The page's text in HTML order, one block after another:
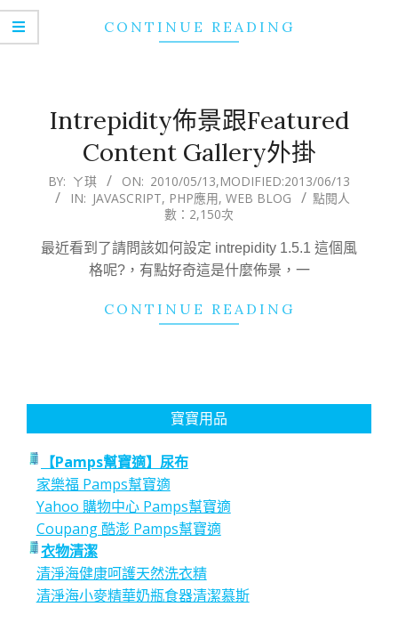
CONTINUE READING
Intrepidity佈景跟Featured
Content Gallery外掛
2010-
05-
BY: ㄚ琪 ON: 2010/05/13,MODIFIED:2013/06/13
IN: JAVASCRIPT, PHP應用, WEB BLOG
點閱人
數：2,150次
最近看到了請問該如何設定 intrepidity 1.5.1 這個風
格呢?，有點好奇這是什麼佈景，一
CONTINUE READING
寶寶用品
【Pamps幫寶適】尿布
家樂福 Pamps幫寶適
Yahoo 購物中心 Pamps幫寶適
Coupang 酷澎 Pamps幫寶適
衣物清潔
清淨海健康呵護天然洗衣精
清淨海小麥精華奶瓶食器清潔慕斯